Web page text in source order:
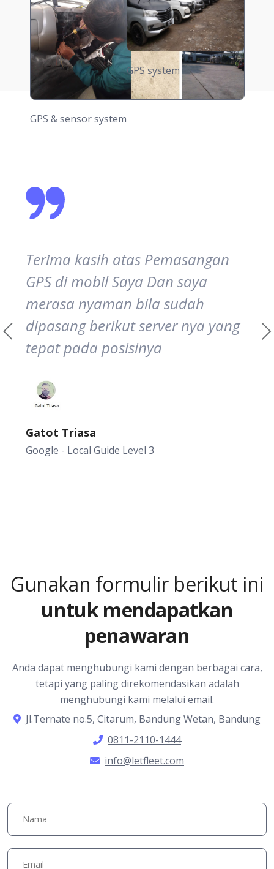
GPS system
GPS system
GPS & sensor system
GPS system
Terima kasih atas Pemasangan
GPS di mobil Saya Dan saya
merasa nyaman bila sudah
dipasang berikut server nya yang
tepat pada posisinya
Gatot Triasa
Google - Local Guide Level 3
Gunakan formulir berikut ini
untuk mendapatkan
penawaran
Anda dapat menghubungi kami dengan berbagai cara,
tetapi yang paling direkomendasikan adalah
menghubungi kami melalui email.
Jl.Ternate no.5, Citarum, Bandung Wetan, Bandung
0811-2110-1444
info@letfleet.com